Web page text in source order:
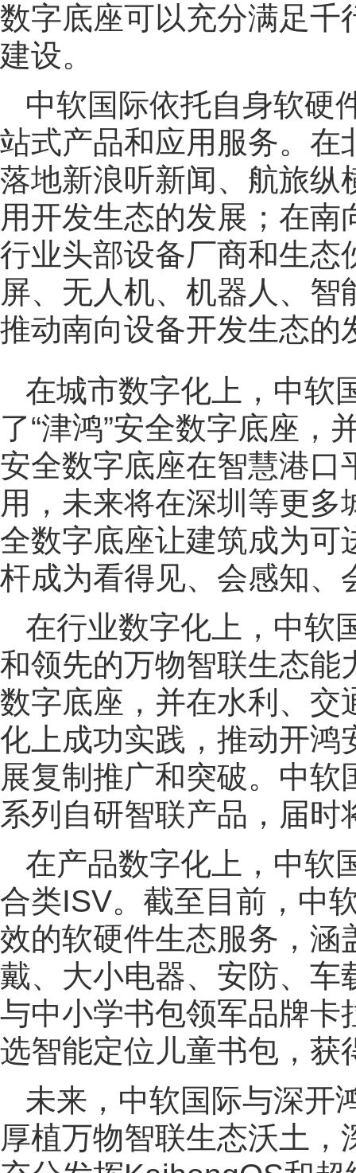
数字底座可以充分满足千
建设。
中软国际依托自身软硬
站式产品和应用服务。在
落地新浪听新闻、航旅
用开发生态的发展；在
行业头部设备厂商和生态
屏、无人机、机器人、
推动南向设备开发生态的
在城市数字化上，中软
了“津鸿”安全数字底座，
安全数字底座在智慧港口
用，未来将在深圳等更
全数字底座让建筑成为可
杆成为看得见、会感知、
在行业数字化上，中软
和领先的万物智联生态能
数字底座，并在水利、交
化上成功实践，推动开鸿
展复制推广和突破。中
系列自研智联产品，届时
在产品数字化上，中软
合类ISV。截至目前，中
效的软硬件生态服务，涵
戴、大小电器、安防、车
与中小学书包领军品牌卡
选智能定位儿童书包，获
未来，中软国际与深开
厚植万物智联生态沃土